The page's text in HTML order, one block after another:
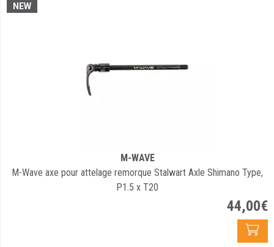
NEW
M-WAVE
M-Wave axe pour attelage remorque Stalwart Axle Shimano Type,
P1.5 x T20
44,00€